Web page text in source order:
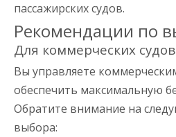
пассажирских судов.
Рекомендации по
Для коммерческих судов
Вы управляете
обеспечить максимальную
Обратите внимание на
выбора: